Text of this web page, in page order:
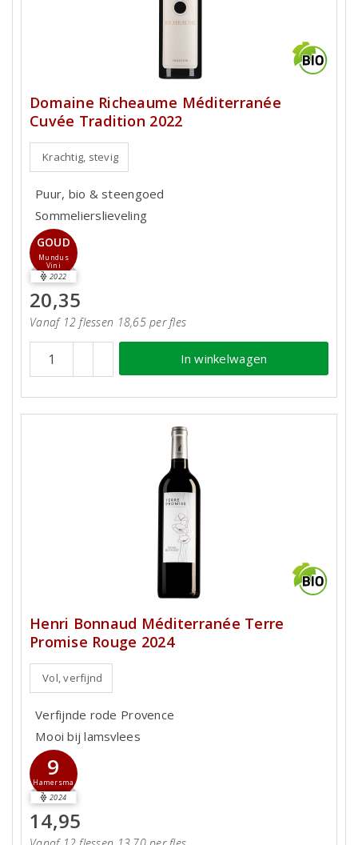
Domaine Richeaume Méditerranée
Cuvée Tradition 2022
Krachtig, stevig
Puur, bio & steengoed
Sommelierslieveling
GOUD
Mundus
Vini
2022
20,35
Vanaf 12 flessen 18,65 per fles
In winkelwagen
Henri Bonnaud Méditerranée Terre
Promise Rouge 2024
Vol, verfijnd
Verfijnde rode Provence
Mooi bij lamsvlees
9
Hamersma
2024
14,95